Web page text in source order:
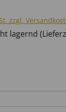
zzgl.
lagernd